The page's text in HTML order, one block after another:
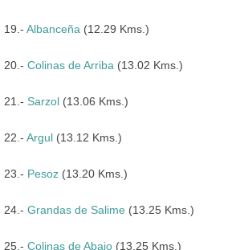
19.- Albanceña (12.29 Kms.)
20.- Colinas de Arriba (13.02 Kms.)
21.- Sarzol (13.06 Kms.)
22.- Argul (13.12 Kms.)
23.- Pesoz (13.20 Kms.)
24.- Grandas de Salime (13.25 Kms.)
25.- Colinas de Abajo (13.25 Kms.)